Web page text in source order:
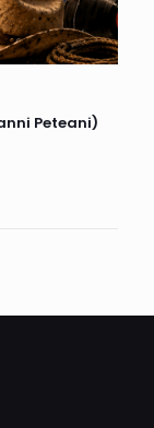
Peteani)